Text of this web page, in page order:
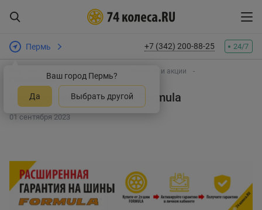
Пермь
Ваш город Пермь?
Да Выбрать другой
+7 (342) 200-88-25 24/7
Интернет-магазин шин и дисков
Новости и акции
Расширенная гарантия Formula
Расширенная гарантия Formula
01 сентября 2023